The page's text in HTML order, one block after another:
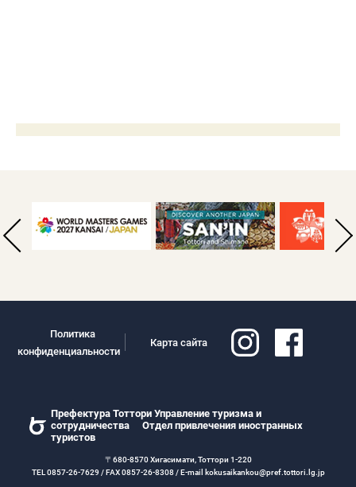
Политика
конфиденциальности
Карта сайта
Префектура Тоттори Управление туризма и
сотрудничества Отдел привлечения иностранных
туристов
〒680-8570 Хигасимати, Тоттори 1-220
TEL 0857-26-7629 / FAX 0857-26-8308 / E-mail kokusaikankou@pref.tottori.lg.jp